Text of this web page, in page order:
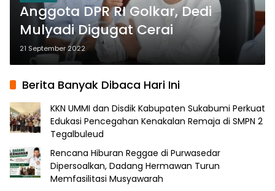
Anggota DPR RI Golkar, Dedi
Mulyadi Digugat Cerai
21 September 2022
Berita Banyak Dibaca Hari Ini
KKN UMMI dan Disdik Kabupaten Sukabumi Perkuat
Edukasi Pencegahan Kenakalan Remaja di SMPN 2
Tegalbuleud
Rencana Hiburan Reggae di Purwasedar
Dipersoalkan, Dadang Hermawan Turun
Memfasilitasi Musyawarah